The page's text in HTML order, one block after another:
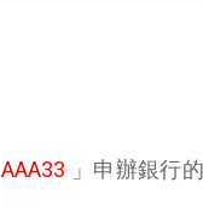
AAA33 」申辦銀行